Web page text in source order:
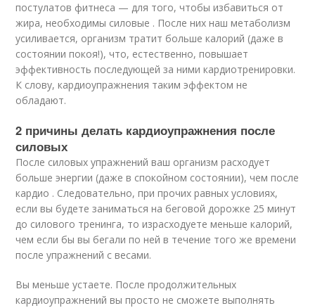
постулатов фитнеса — для того, чтобы избавиться от
жира, необходимы силовые . После них наш метаболизм
усиливается, организм тратит больше калорий (даже в
состоянии покоя!), что, естественно, повышает
эффективность последующей за ними кардиотренировки.
К слову, кардиоупражнения таким эффектом не
обладают.
2 причины делать кардиоупражнения после
силовых
После силовых упражнений ваш организм расходует
больше энергии (даже в спокойном состоянии), чем после
кардио . Следовательно, при прочих равных условиях,
если вы будете заниматься на беговой дорожке 25 минут
до силового тренинга, то израсходуете меньше калорий,
чем если бы вы бегали по ней в течение того же времени
после упражнений с весами.
Вы меньше устаете. После продолжительных
кардиоупражнений вы просто не сможете выполнять